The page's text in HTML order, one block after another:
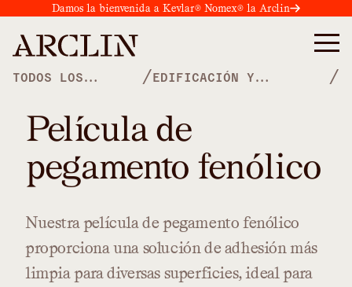
Damos la bienvenida a Kevlar® Nomex® la Arclin
TODOS LOS
/EDIFICACIÓN Y
/
Película de
pegamento fenólico
Nuestrapelículade pegamento fenólico
proporcionauna solución de adhesión más
limpiaparadiversas superficies,ideal para